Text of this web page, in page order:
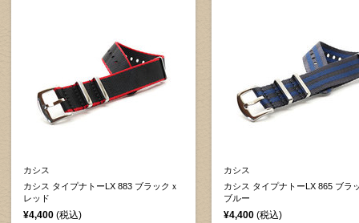
カシス
カシス タイプナトーLX 883 ブラックｘ
レッド
¥4,400 (税込)
カシス
カシス タイプナトーLX 865 ブラ
ブルー
¥4,400 (税込)